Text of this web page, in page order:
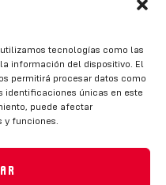
tecnologías como las
información del dispositivo. El
permitirá procesar datos como
identificaciones únicas en este
puede afectar
y funciones.